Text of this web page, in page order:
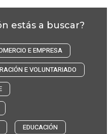
estás a buscar?
E EMPRESA
E VOLUNTARIADO
EDUCACIÓN